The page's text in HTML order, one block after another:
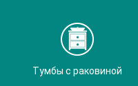
Тумбы с раковиной